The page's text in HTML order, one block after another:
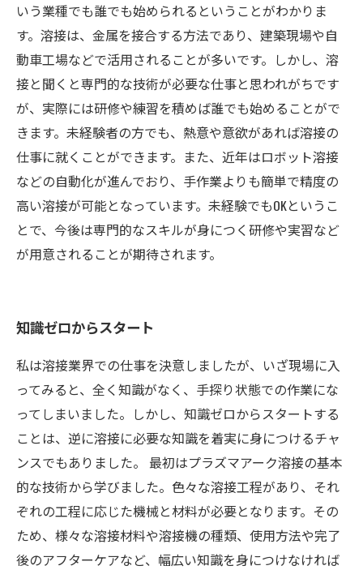
いう業種でも誰でも始められるということがわかりま
す。溶接は、金属を接合する方法であり、建築現場や自
動車工場などで活用されることが多いです。しかし、溶
接と聞くと専門的な技術が必要な仕事と思われがちです
が、実際には研修や練習を積めば誰でも始めることがで
きます。未経験者の方でも、熱意や意欲があれば溶接の
仕事に就くことができます。また、近年はロボット溶接
などの自動化が進んでおり、手作業よりも簡単で精度の
高い溶接が可能となっています。未経験でもOKというこ
とで、今後は専門的なスキルが身につく研修や実習など
が用意されることが期待されます。
知識ゼロからスタート
私は溶接業界での仕事を決意しましたが、いざ現場に入
ってみると、全く知識がなく、手探り状態での作業にな
ってしまいました。しかし、知識ゼロからスタートする
ことは、逆に溶接に必要な知識を着実に身につけるチャ
ンスでもありました。 最初はプラズマアーク溶接の基本
的な技術から学びました。色々な溶接工程があり、それ
ぞれの工程に応じた機械と材料が必要となります。その
ため、様々な溶接材料や溶接機の種類、使用方法や完了
後のアフターケアなど、幅広い知識を身につけなければ